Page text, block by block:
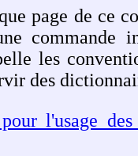
page de ce
commande
les
des
l'usage